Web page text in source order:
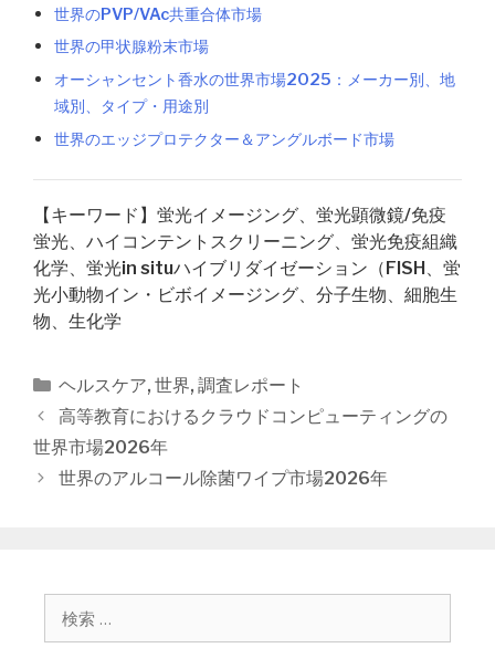
世界のPVP/VAc共重合体市場
世界の甲状腺粉末市場
オーシャンセント香水の世界市場2025：メーカー別、地
域別、タイプ・用途別
世界のエッジプロテクター＆アングルボード市場
【キーワード】蛍光イメージング、蛍光顕微鏡/免疫
蛍光、ハイコンテントスクリーニング、蛍光免疫組織
化学、蛍光in situハイブリダイゼーション（FISH、蛍
光小動物イン・ビボイメージング、分子生物、細胞生
物、生化学
カ
テ
ゴ
リ
ー
ヘルスケア, 世界, 調査レポート
投
稿
ョ
高等教育におけるクラウドコンピューティングの
世界市場2026年
世界のアルコール除菌ワイプ市場2026年